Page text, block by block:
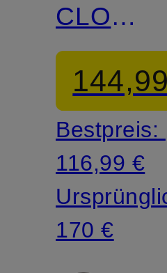
CLOUD
6
VERSA
Bestpreis:
116,99 €
170 €